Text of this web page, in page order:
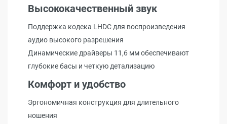
Высококачественный звук
Поддержка кодека LHDC для воспроизведения
аудио высокого разрешения
Динамические драйверы 11,6 мм обеспечивают
глубокие басы и четкую детализацию
Комфорт и удобство
Эргономичная конструкция для длительного
ношения